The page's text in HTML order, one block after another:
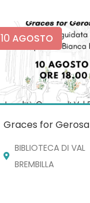
10 AGOSTO
Graces for Gerosa
BIBLIOTECA DI VAL
BREMBILLA